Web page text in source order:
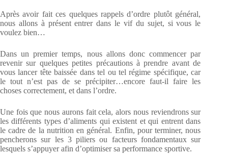
Après avoir fait ces quelques rappels d’ordre plutôt général,
nous allons à présent entrer dans le vif du sujet, si vous le
voulez bien…
Dans un premier temps, nous allons donc commencer par
revenir sur quelques petites précautions à prendre avant de
vous lancer tête baissée dans tel ou tel régime spécifique, car
le tout n’est pas de se précipiter…encore faut-il faire les
choses correctement, et dans l’ordre.
Une fois que nous aurons fait cela, alors nous reviendrons sur
les différents types d’aliments qui existent et qui entrent dans
le cadre de la nutrition en général. Enfin, pour terminer, nous
pencherons sur les 3 piliers ou facteurs fondamentaux sur
lesquels s’appuyer afin d’optimiser sa performance sportive.